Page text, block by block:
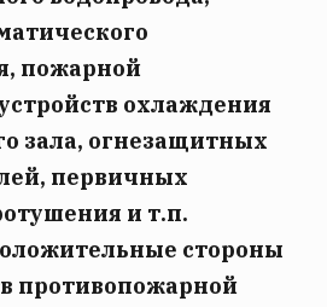
пожарной
охлаждения
зала, огнезащитных
первичных
и т.п.
стороны
противопожарной